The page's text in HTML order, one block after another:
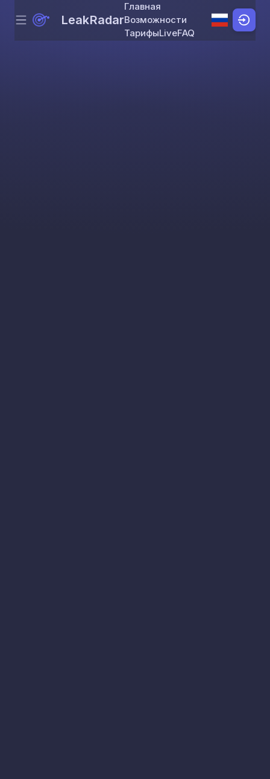
Skip to content
Menu LeakRadar
Главная
Возможности
ТарифыLiveFAQ